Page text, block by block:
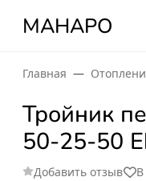
МАНАРО
Главная
Тройник
50-25-50
Добавить отзыв В